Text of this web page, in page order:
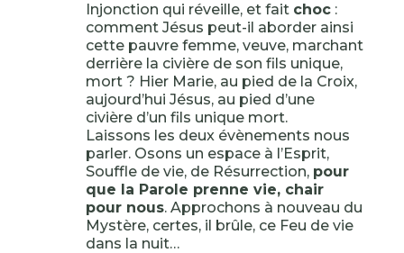
Injonction qui réveille, et fait choc:
comment Jésus peut-il aborder ainsi
cette pauvre femme, veuve, marchant
derrière la civière de son fils unique,
mort ? Hier Marie, au pied de la Croix,
aujourd’hui Jésus, au pied d’une
civière d’un fils unique mort.
Laissons les deux évènements nous
parler. Osons un espace à l’Esprit,
Souffle de vie, de Résurrection, pour
que la Parole prenne vie, chair
pour nous. Approchons à nouveau du
Mystère, certes, il brûle, ce Feu de vie
dans la nuit…